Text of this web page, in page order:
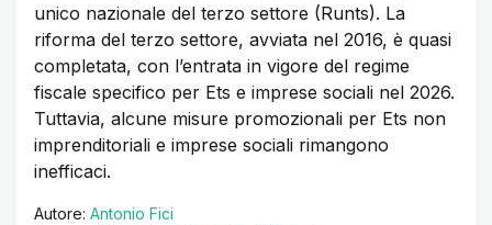
unico nazionale del terzo settore (Runts). La
riforma del terzo settore, avviata nel 2016, è quasi
completata, con l’entrata in vigore del regime
fiscale specifico per Ets e imprese sociali nel 2026.
Tuttavia, alcune misure promozionali per Ets non
imprenditoriali e imprese sociali rimangono
inefficaci.
Autore: Antonio Fici